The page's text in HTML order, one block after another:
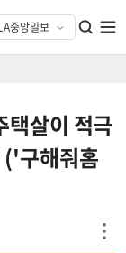
살이 적극
구해줘홈